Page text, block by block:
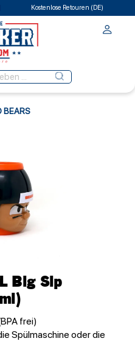
Kostenlose Retouren (DE)
BEARS
Big Sip
frei)
Spülmaschine oder die